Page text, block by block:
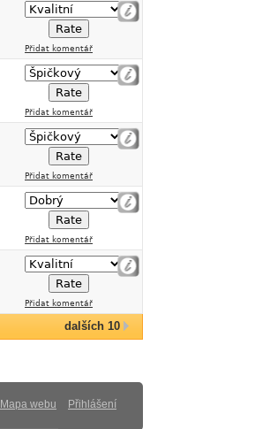
Přidat komentář
Přidat komentář
Přidat komentář
Přidat komentář
Přidat komentář
dalších 10
Mapa webu Přihlášení